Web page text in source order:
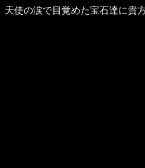
天使の涙で目覚めた宝石達に